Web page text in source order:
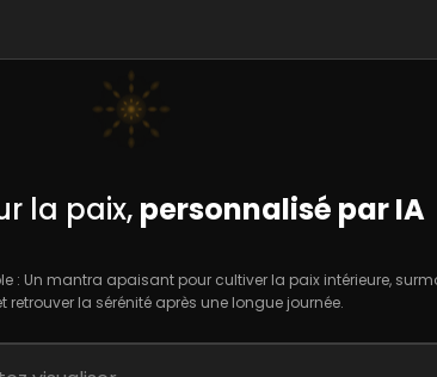
la paix, personnalisé par IA
: Un mantra apaisant pour cultiver la paix intérieure,
retrouver la sérénité après une longue journée.